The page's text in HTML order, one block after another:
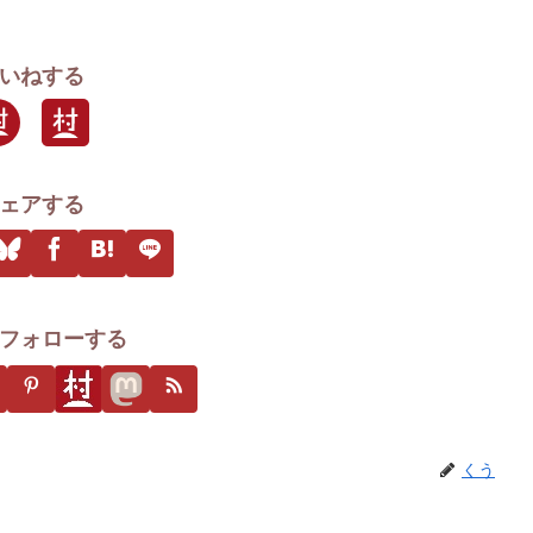
ねする
アする
ォローする
くう